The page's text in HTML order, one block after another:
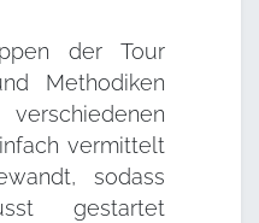
der Tour
Methodiken
vermittelt
sodass
gestartet